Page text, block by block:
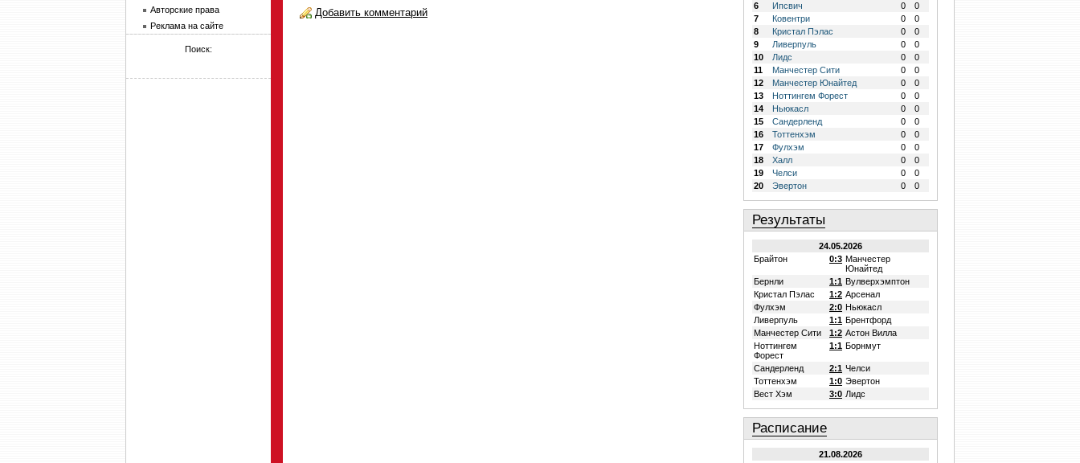
Добавить комментарий
6
Ипсвич 0
0
7
Ковентри 0
0
8
Кристал Пэлас 0
0
9
Ливерпуль 0
0
10
Лидс 0
0
11
Манчестер Сити 0
0
12
Манчестер Юнайтед 0
0
13
Ноттингем Форест 0
0
14
Ньюкасл 0
0
15
Сандерленд 0
0
16
Тоттенхэм 0
0
17
Фулхэм 0
0
18
Халл 0
0
19
Челси 0
0
20
Эвертон 0 0
Результаты
24.05.2026
Брайтон
0:3 Манчестер
Юнайтед
Бернли
1:1 Вулверхэмптон
Кристал Пэлас
1:2 Арсенал
Фулхэм
2:0 Ньюкасл
Ливерпуль
1:1 Брентфорд
Манчестер Сити
1:2 Астон Вилла
Ноттингем
Форест
1:1 Борнмут
Сандерленд 2:1 Челси
Тоттенхэм
1:0 Эвертон
Вест Хэм
3:0 Лидс
Расписание
21.08.2026
Авторские права
Реклама на сайте
Поиск: